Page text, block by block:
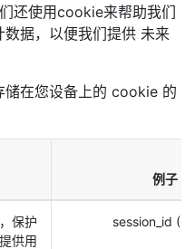
还使用cookie来帮助我们
据，以便我们提供 未来
储在您设备上的 cookie 的
例子
保护
供用
session_id